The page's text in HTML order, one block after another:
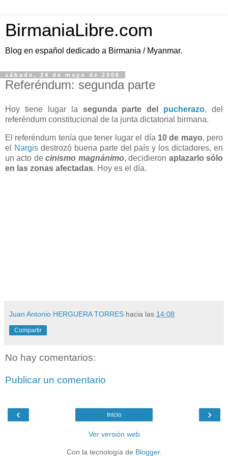
BirmaniaLibre.com
Blog en español dedicado a Birmania / Myanmar.
sábado, 24 de mayo de 2008
Referéndum: segunda parte
Hoy tiene lugar la segunda parte del pucherazo, del
referéndum constitucional de la junta dictatorial birmana.
El referéndum tenía que tener lugar el día 10 de mayo, pero
el
Nargisdestrozó buena parte del país y los dictadores, en
un acto decinismo magnánimo, decidieron aplazarlo sólo
en las zonas afectadas. Hoy es el día.
Juan Antonio HERGUERA TORRES hacia las 14:08
Compartir
No hay comentarios:
Publicar un comentario
‹ ›
Inicio
Ver versión web
Con la tecnología de Blogger.